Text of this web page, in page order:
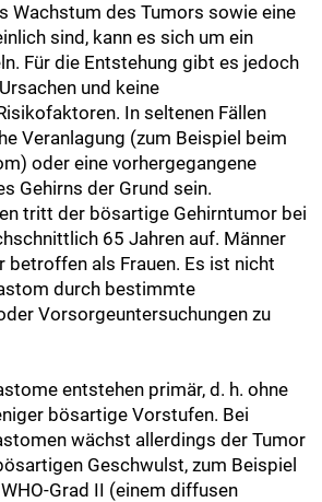
Wachstum des Tumors sowie eine
sind, kann es sich um ein
Für die Entstehung gibt es jedoch
und keine
In seltenen Fällen
Veranlagung (zum Beispiel beim
oder eine vorhergegangene
Gehirns der Grund sein.
tritt der bösartige Gehirntumor bei
65 Jahren auf. Männer
betroffen als Frauen. Es ist nicht
durch bestimmte
Vorsorgeuntersuchungen zu
entstehen primär, d. h. ohne
bösartige Vorstufen. Bei
wächst allerdings der Tumor
Geschwulst, zum Beispiel
Grad II (einem diffusen